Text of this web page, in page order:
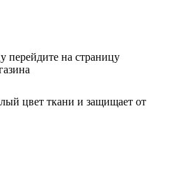
перейдите на страницу
цвет ткани и защищает от